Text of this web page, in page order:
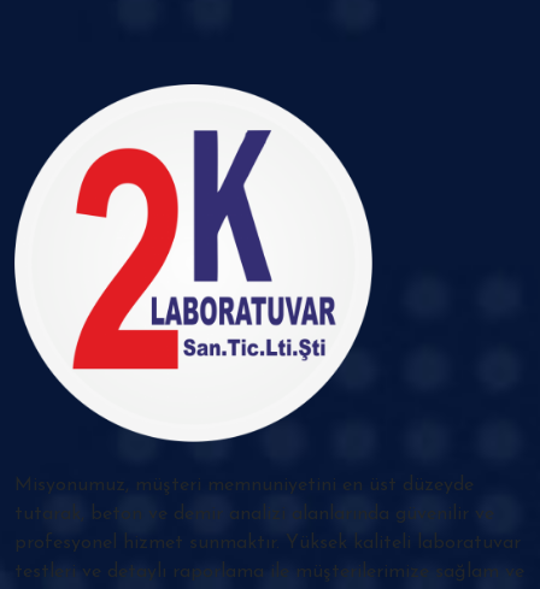
Misyonumuz, müşteri memnuniyetini en üst düzeyde
tutarak, beton ve demir analizi alanlarında güvenilir ve
profesyonel hizmet sunmaktır. Yüksek kaliteli laboratuvar
testleri ve detaylı raporlama ile müşterilerimize sağlam ve